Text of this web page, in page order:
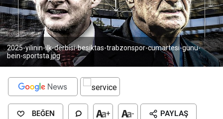
2025-yilinin-ilk-derbisi-besiktas-trabzonspor-cumartesi-gunu-
bein-sportsta.jpg
BEĞEN + - PAYLAŞ